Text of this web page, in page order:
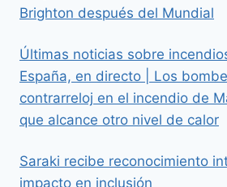
Brighton después del Mundial
Últimas noticias sobre
España, en directo | Los
contrarreloj en el incendio de
que alcance otro nivel de calor
Saraki recibe reconocimiento
impacto en inclusión